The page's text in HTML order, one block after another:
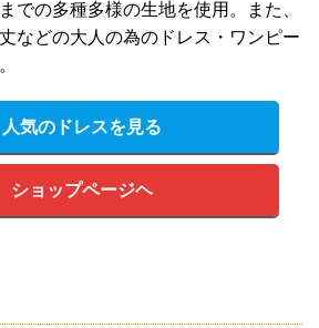
での多種多様の生地を使用。また、
などの大人の為のドレス・ワンピー
人気のドレスを見る
ショップページヘ